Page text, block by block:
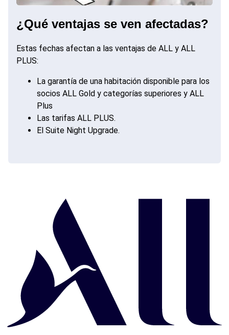
¿Qué ventajas se ven afectadas?
Estas fechas afectan a las ventajas de ALL y ALL
PLUS:
La garantía de una habitación disponible para los
socios ALL Gold y categorías superiores y ALL
Plus
Las tarifas ALL PLUS.
El Suite Night Upgrade.